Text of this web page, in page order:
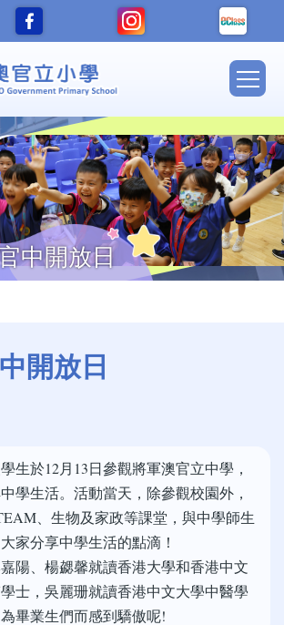
Main
中開放日
開放日
生於12月13日參觀將軍澳官立中學，
學生活。活動當天，除參觀校園外，
、生物及家政等課堂，與中學師生
家分享中學生活的點滴！
陽、楊勰馨就讀香港大學和香港中文
士，吳麗珊就讀香港中文大學中醫學
畢業生們而感到驕傲呢!